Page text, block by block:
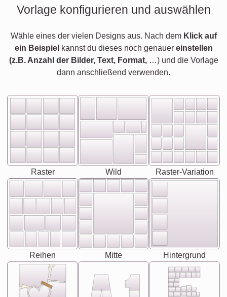
Vorlage konfigurieren und auswählen
Wähle eines der vielen Designs aus. Nach dem Klick auf
ein Beispiel kannst du dieses noch genauer einstellen
(z.B. Anzahl der Bilder, Text, Format,…) und die Vorlage
dann anschließend verwenden.
Raster Wild Raster-Variation
Reihen Mitte Hintergrund